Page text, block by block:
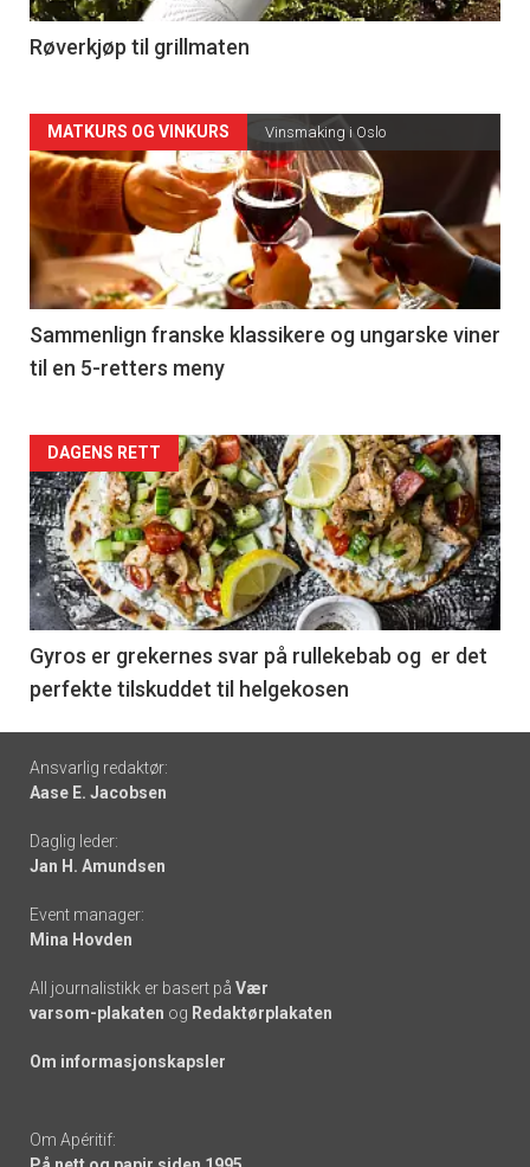
4
Røverkjøp til grillmaten
Forsiden
akkurat
nå
-
5
MATKURS OG VINKURS Vinsmaking i Oslo
Sammenlign franske klassikere og ungarske viner
til en 5-retters meny
Forsiden
akkurat
nå
-
6
DAGENS RETT
Gyros er grekernes svar på rullekebab og er det
perfekte tilskuddet til helgekosen
Footer
-
links
Ansvarlig redaktør:
Aase E. Jacobsen
Daglig leder:
Jan H. Amundsen
Event manager:
Mina Hovden
All journalistikk er basert på Vær
varsom-plakaten og Redaktørplakaten
Om informasjonskapsler
Om Apéritif: